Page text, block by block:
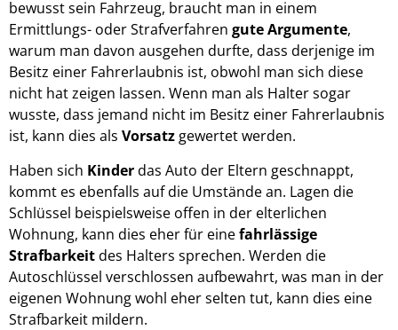
bewusst sein Fahrzeug, braucht man in einem
Ermittlungs- oder Strafverfahren gute Argumente,
warum man davon ausgehen durfte, dass derjenige im
Besitz einer Fahrerlaubnis ist, obwohl man sich diese
nicht hat zeigen lassen. Wenn man als Halter sogar
wusste, dass jemand nicht im Besitz einer Fahrerlaubnis
ist, kann dies als Vorsatz gewertet werden.
Haben sich Kinderdas Auto der Eltern geschnappt,
kommt es ebenfalls auf die Umstände an. Lagen die
Schlüssel beispielsweise offen in der elterlichen
Wohnung, kann dies eher für einefahrlässige
Strafbarkeitdes Halters sprechen. Werden die
Autoschlüssel verschlossen aufbewahrt, was man in der
eigenen Wohnung wohl eher selten tut, kann dies eine
Strafbarkeit mildern.